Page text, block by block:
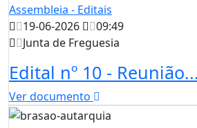
Assembleia - Editais
19-06-2026
09:49
Junta de Freguesia
Edital nº 10 - Reunião...
Ver documento